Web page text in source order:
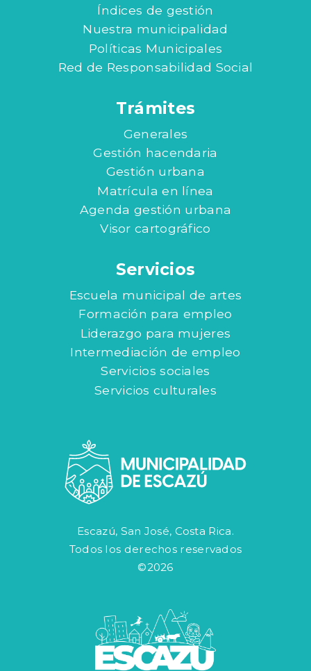
Índices de gestión
Nuestra municipalidad
Políticas Municipales
Red de Responsabilidad Social
Trámites
Generales
Gestión hacendaria
Gestión urbana
Matrícula en línea
Agenda gestión urbana
Visor cartográfico
Servicios
Escuela municipal de artes
Formación para empleo
Liderazgo para mujeres
Intermediación de empleo
Servicios sociales
Servicios culturales
Escazú, San José, Costa Rica.
Todos los derechos reservados
©2026